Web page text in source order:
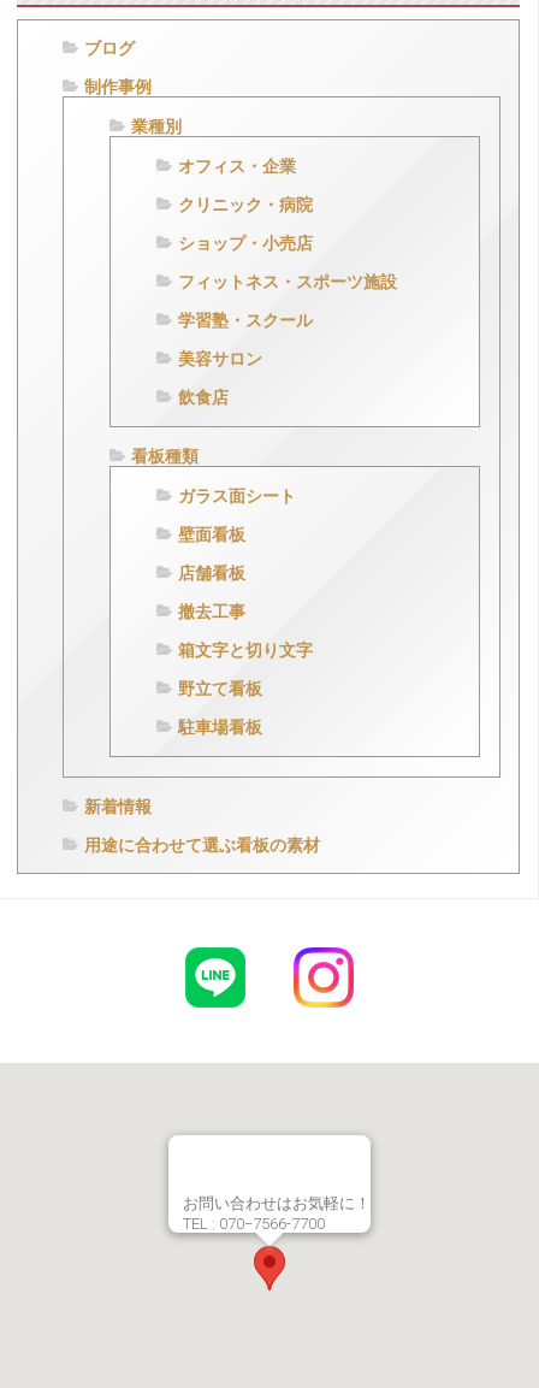
ブログ
制作事例
業種別
オフィス・企業
クリニック・病院
ショップ・小売店
フィットネス・スポーツ施設
学習塾・スクール
美容サロン
飲食店
看板種類
ガラス面シート
壁面看板
店舗看板
撤去工事
箱文字と切り文字
野立て看板
駐車場看板
新着情報
用途に合わせて選ぶ看板の素材
お問い合わせはお気軽に！
TEL : 070−7566-7700